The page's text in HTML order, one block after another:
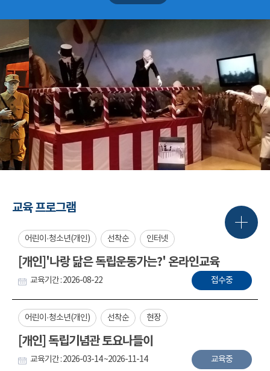
교육 프로그램
어린이·청소년(개인) 선착순 인터넷
[개인]'나랑 닮은 독립운동가는?' 온라인교육
교육기간 : 2026-08-22 접수중
어린이·청소년(개인) 선착순 현장
[개인] 독립기념관 토요나들이
교육기간 : 2026-03-14 ~2026-11-14 교육중